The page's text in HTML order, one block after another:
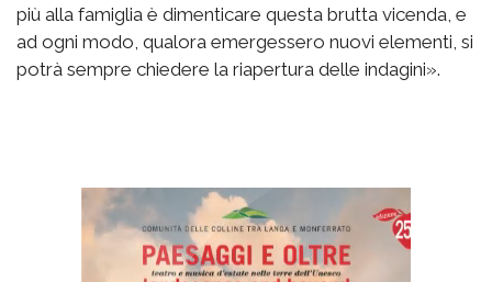
più alla famiglia è dimenticare questa brutta vicenda, e
ad ogni modo, qualora emergessero nuovi elementi, si
potrà sempre chiedere la riapertura delle indagini».